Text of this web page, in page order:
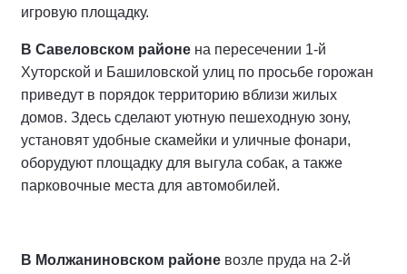
игровую площадку.
В Савеловском районе на пересечении 1-й
Хуторской и Башиловской улиц по просьбе горожан
приведут в порядок территорию вблизи жилых
домов. Здесь сделают уютную пешеходную зону,
установят удобные скамейки и уличные фонари,
оборудуют площадку для выгула собак, а также
парковочные места для автомобилей.
В Молжаниновском районе возле пруда на 2-й